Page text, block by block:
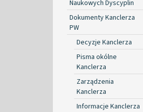
Naukowych Dyscyplin
Dokumenty Kanclerza
PW
Decyzje Kanclerza
Pisma okólne
Kanclerza
Zarządzenia
Kanclerza
Informacje Kanclerza